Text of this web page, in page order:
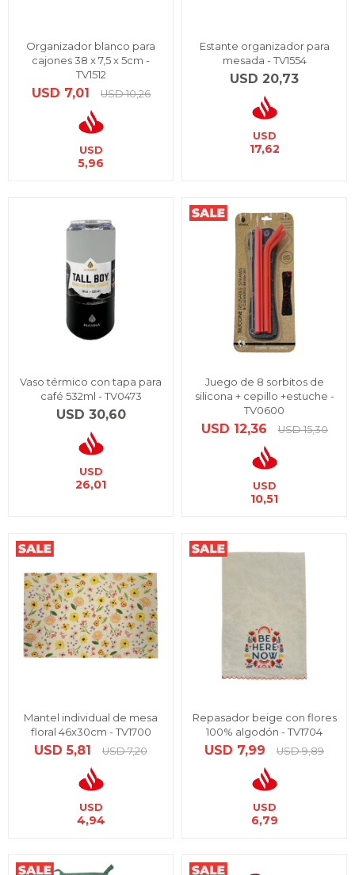
Organizador blanco para
cajones 38 x 7,5 x 5cm -
TV1512
USD 7,01 USD 10,26
USD
5,96
Estante organizador para
mesada - TV1554
USD 20,73
USD
17,62
Vaso térmico con tapa para
café 532ml - TV0473
USD 30,60
USD
26,01
Juego de 8 sorbitos de
silicona + cepillo +estuche -
TV0600
USD 12,36 USD 15,30
USD
10,51
Mantel individual de mesa
floral 46x30cm - TV1700
USD 5,81 USD 7,20
USD
4,94
Repasador beige con flores
100% algodón - TV1704
USD 7,99 USD 9,89
USD
6,79